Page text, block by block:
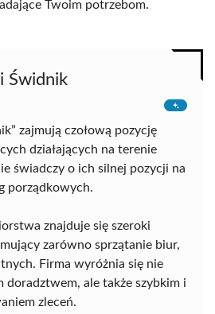
Twoim potrzebom.
Świdnik
zajmują czołową pozycję
działających na terenie
świadczy o ich silnej pozycji na
porządkowych.
znajduje się szeroki
zarówno sprzątanie biur,
Firma wyróżnia się nie
ale także szybkim i
zleceń.